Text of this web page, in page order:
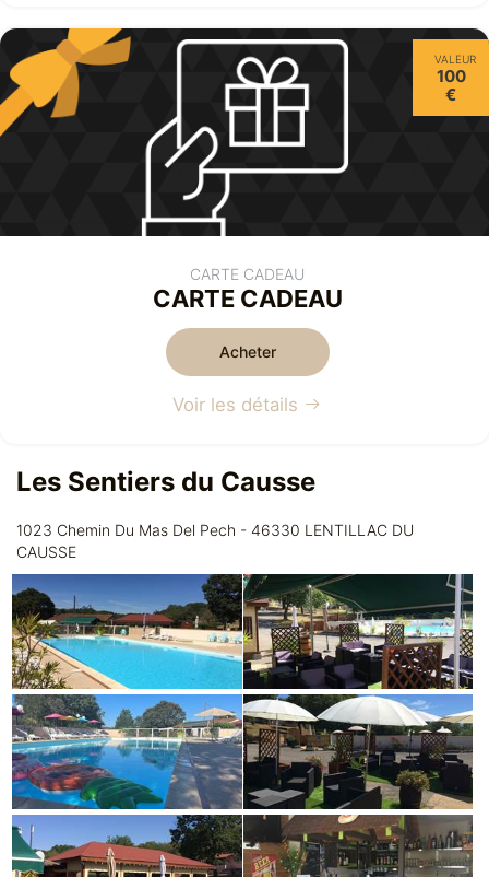
VALEUR
100
€
CARTE CADEAU
CARTE CADEAU
Acheter
Voir les détails
Les Sentiers du Causse
1023 Chemin Du Mas Del Pech - 46330 LENTILLAC DU
CAUSSE